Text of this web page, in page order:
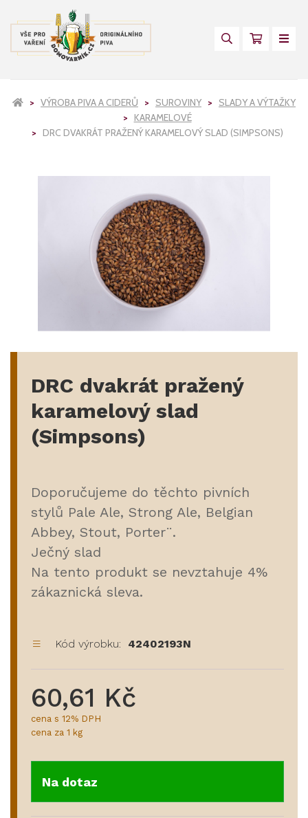
VÝROBA PIVA A CIDERŮ SUROVINY
SLADY A VÝTAŽKY
KARAMELOVÉ
DRC DVAKRÁT PRAŽENÝ KARAMELOVÝ SLAD (SIMPSONS)
DRC dvakrát pražený
karamelový slad
(Simpsons)
Doporučujeme do těchto pivních
stylů Pale Ale, Strong Ale, Belgian
Abbey, Stout, Porter¨.
Ječný slad
Na tento produkt se nevztahuje 4%
zákaznická sleva.
Kód výrobku: 42402193N
60,61 Kč
cena s 12% DPH
cena za 1 kg
Na dotaz